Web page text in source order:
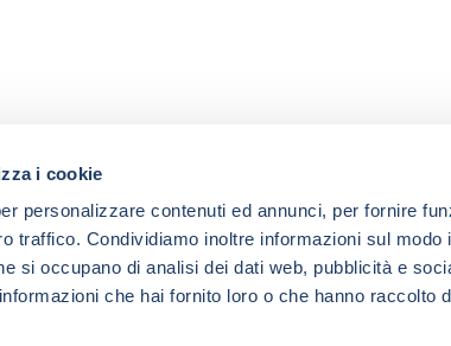
i cookie
personalizzare contenuti ed annunci, per fornire
traffico. Condividiamo inoltre informazioni sul
si occupano di analisi dei dati web, pubblicità e
che hai fornito loro o che hanno raccolto